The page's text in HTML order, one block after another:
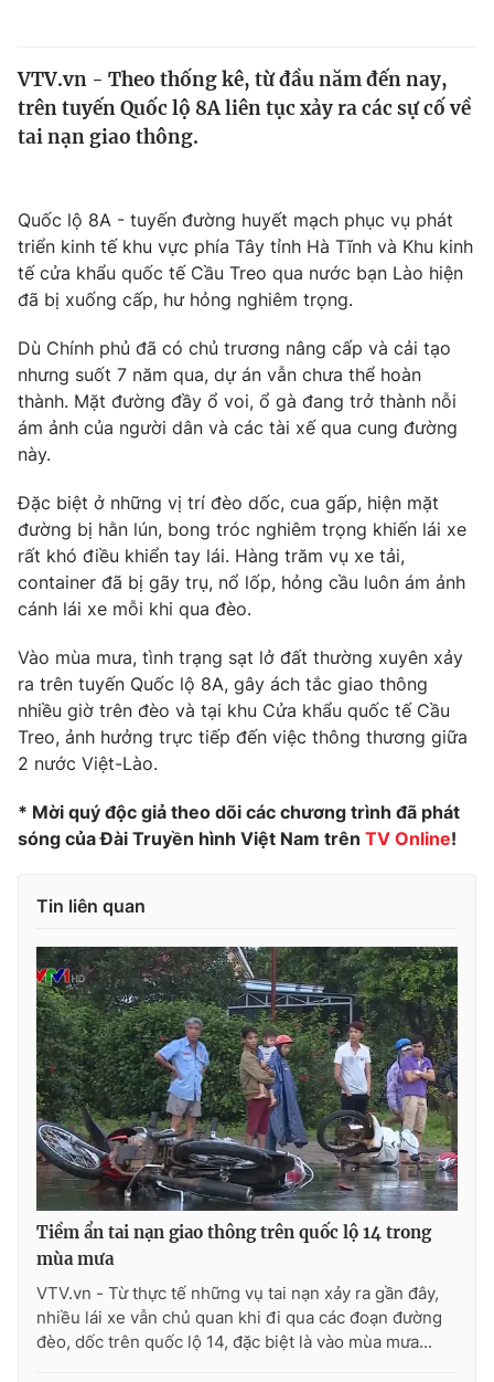
Y tế
Tin tức
Thế giới đó đây
Câu chuyện quốc tế
Kinh tế
Tài chính
Thị trường
Góc doanh nghiệp
Dữ liệu và đời sống
Truyền hình
Phim VTV
Hậu trường
Khán giả
Giải sao mai
Giải trí
Điện ảnh
Âm nhạc
Sao
Du lịch
Làm đẹp
Chất lượng cuộc sống
Giáo dục
Tuyển sinh
Công nghệ
Hitech Công nghệ tương lai
Sản phẩm
Thị trường
Giao lưu trực tuyến
Lịch phát sóng
Chuyên mục khác
Video Shorts video
VTV Money VTV Thể thao
VTV Sức khoẻ Bất động sản
Thị trường 24h Tấm lòng Việt
VTV4 Vươn mình bằng AI
VTV9 VTV8
Giáo dục
VTV.vn - Theo thống kê, từ đầu năm đến nay,
trên tuyến Quốc lộ 8A liên tục xảy ra các sự cố về
tai nạn giao thông.
Quốc lộ 8A - tuyến đường huyết mạch phục vụ phát
triển kinh tế khu vực phía Tây tỉnh Hà Tĩnh và Khu kinh
tế cửa khẩu quốc tế Cầu Treo qua nước bạn Lào hiện
đã bị xuống cấp, hư hỏng nghiêm trọng.
Dù Chính phủ đã có chủ trương nâng cấp và cải tạo
nhưng suốt 7 năm qua, dự án vẫn chưa thể hoàn
thành. Mặt đường đầy ổ voi, ổ gà đang trở thành nỗi
ám ảnh của người dân và các tài xế qua cung đường
này.
Đặc biệt ở những vị trí đèo dốc, cua gấp, hiện mặt
đường bị hằn lún, bong tróc nghiêm trọng khiến lái xe
rất khó điều khiển tay lái. Hàng trăm vụ xe tải,
container đã bị gãy trụ, nổ lốp, hỏng cầu luôn ám ảnh
cánh lái xe mỗi khi qua đèo.
Vào mùa mưa, tình trạng sạt lở đất thường xuyên xảy
ra trên tuyến Quốc lộ 8A, gây ách tắc giao thông
nhiều giờ trên đèo và tại khu Cửa khẩu quốc tế Cầu
Treo, ảnh hưởng trực tiếp đến việc thông thương giữa
2 nước Việt-Lào.
* Mời quý độc giả theo dõi các chương trình đã phát
sóng của Đài Truyền hình Việt Nam trên TV Online!
Tin liên quan
Tiềm ẩn tai nạn giao thông trên quốc lộ 14 trong
mùa mưa
VTV.vn - Từ thực tế những vụ tai nạn xảy ra gần đây,
nhiều lái xe vẫn chủ quan khi đi qua các đoạn đường
đèo, dốc trên quốc lộ 14, đặc biệt là vào mùa mưa...